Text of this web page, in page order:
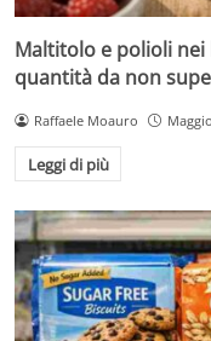
Maltitolo e polioli
quantità da non
Raffaele Moauro
Leggi di più